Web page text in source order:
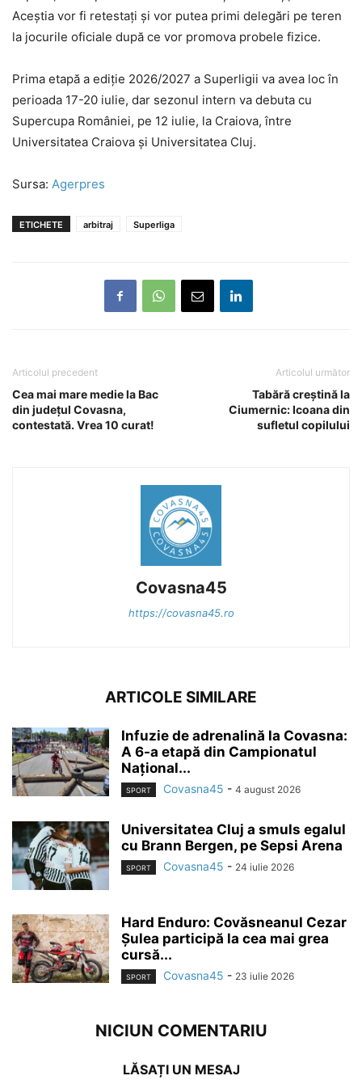
Aceștia vor fi retestați și vor putea primi delegări pe teren
la jocurile oficiale după ce vor promova probele fizice.
Prima etapă a ediție 2026/2027 a Superligii va avea loc în
perioada 17-20 iulie, dar sezonul intern va debuta cu
Supercupa României, pe 12 iulie, la Craiova, între
Universitatea Craiova și Universitatea Cluj.
Sursa: Agerpres
ETICHETE arbitraj Superliga
Articolul precedent
Cea mai mare medie la Bac
din județul Covasna,
contestată. Vrea 10 curat!
Articolul următor
Tabără creștină la
Ciumernic: Icoana din
sufletul copilului
Covasna45
https://covasna45.ro
ARTICOLE SIMILARE
Infuzie de adrenalină la Covasna:
A 6-a etapă din Campionatul
Național...
SPORT Covasna45 - 4 august 2026
Universitatea Cluj a smuls egalul
cu Brann Bergen, pe Sepsi Arena
SPORT Covasna45 - 24 iulie 2026
Hard Enduro: Covăsneanul Cezar
Șulea participă la cea mai grea
cursă...
SPORT Covasna45 - 23 iulie 2026
NICIUN COMENTARIU
LĂSAȚI UN MESAJ